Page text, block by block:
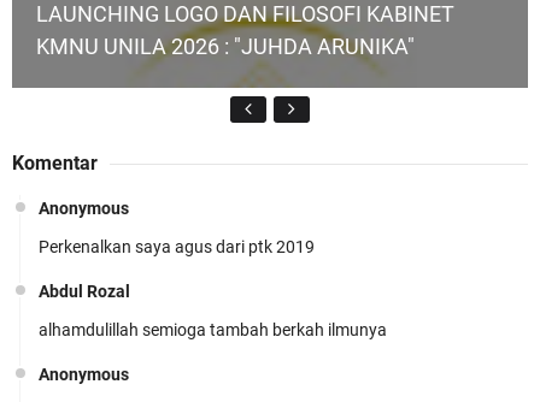
LAUNCHING LOGO DAN FILOSOFI KABINET
KMNU UNILA 2026 : "JUHDA ARUNIKA"
KMNU Unila Kembali Torehkan Prestasi di PMW
!!
Komentar
Anonymous
Perkenalkan saya agus dari ptk 2019
Abdul Rozal
alhamdulillah semioga tambah berkah ilmunya
Anonymous